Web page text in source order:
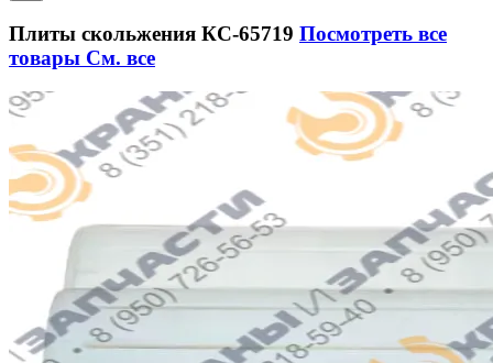
Плиты скольжения КС-65719 Посмотреть все
товары См. все